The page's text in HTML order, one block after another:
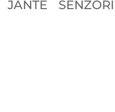
JANTE SENZORI